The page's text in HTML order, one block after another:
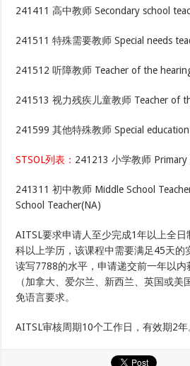
241411 高中教师 Secondary school
241511 特殊需要教师 Special needs
241512 听障教师 Teacher of the
241513 视力残疾儿童教师 Teacher of
241599 其他特殊教师 Special
STSOL列表： 241213 小学教师 Primary
241311 初中教师 Middle School
School Teacher(NA)
AITSL要求申请人至少完成1年以上全
科以上学历，该课程中需要满足45天的
读写7788的水平，申请递交前一年以内
（加拿大、爱尔兰、新西兰、英国或美
免语言要求。
AITSL审核周期10个工作日，有效期2年